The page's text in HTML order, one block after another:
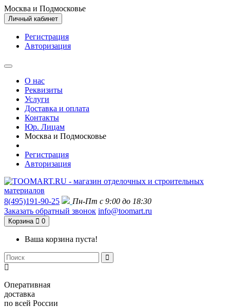
Москва и Подмосковье
Личный кабинет
Регистрация
Авторизация
О нас
Реквизиты
Услуги
Доставка и оплата
Контакты
Юр. Лицам
Москва и Подмосковье
Регистрация
Авторизация
8(495)191-90-25
Пн-Пт с 9:00 до 18:30
Заказать обратный звонок info@toomart.ru
Корзина 0
Ваша корзина пуста!
Оперативная
доставка
по всей России